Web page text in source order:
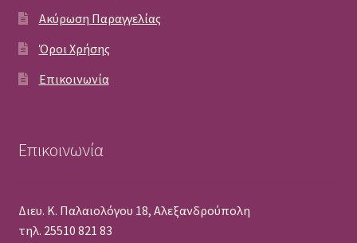
Ακύρωση Παραγγελίας
Όροι Χρήσης
Επικοινωνία
Επικοινωνία
Διευ. Κ. Παλαιολόγου 18, Αλεξανδρούπολη
τηλ. 25510 821 83